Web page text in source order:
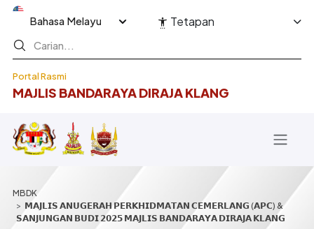
Langkau ke kandungan utama
Portal Rasmi
MAJLIS BANDARAYA DIRAJA KLANG
Select your language Tetapan
Breadcrumb
𝗠𝗔𝗝𝗟𝗜𝗦 𝗔𝗡𝗨𝗚𝗘𝗥𝗔𝗛 𝗣𝗘𝗥𝗞𝗛𝗜𝗗𝗠𝗔𝗧𝗔𝗡 𝗖𝗘𝗠𝗘𝗥𝗟𝗔𝗡𝗚 (𝗔𝗣𝗖) &
𝗦𝗔𝗡𝗝𝗨𝗡𝗚𝗔𝗡 𝗕𝗨𝗗𝗜 𝟮𝟬𝟮𝟱 𝗠𝗔𝗝𝗟𝗜𝗦 𝗕𝗔𝗡𝗗𝗔𝗥𝗔𝗬𝗔 𝗗𝗜𝗥𝗔𝗝𝗔 𝗞𝗟𝗔𝗡𝗚